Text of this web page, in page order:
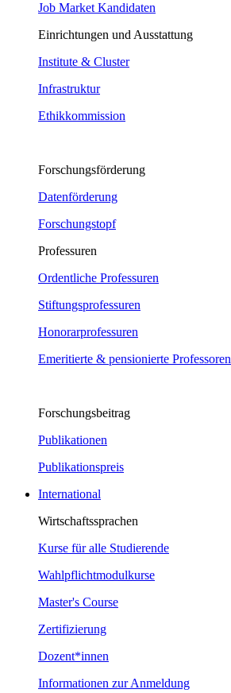
Job Market Kandidaten
Einrichtungen und Ausstattung
Institute & Cluster
Infrastruktur
Ethikkommission
Forschungsförderung
Datenförderung
Forschungstopf
Professuren
Ordentliche Professuren
Stiftungsprofessuren
Honorarprofessuren
Emeritierte & pensionierte Professoren
Forschungsbeitrag
Publikationen
Publikationspreis
International
Wirtschaftssprachen
Kurse für alle Studierende
Wahlpflichtmodulkurse
Master's Course
Zertifizierung
Dozent*innen
Informationen zur Anmeldung